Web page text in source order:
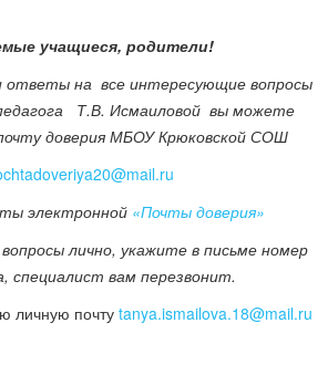
учащиеся, родители!
ответы на все интересующие вопросы
Т.В. Исмаиловой вы можете
доверия МБОУ Крюковской СОШ
электронной «Почты доверия»
лично, укажите в письме номер
специалист вам перезвонит.
почту tanya.ismailova.18@mail.ru